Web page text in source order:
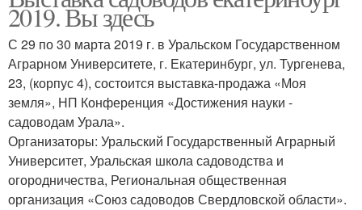
2019. Вы здесь
С 29 по 30 марта 2019 г. в Уральском Государственном
Аграрном Университете, г. Екатеринбург, ул. Тургенева,
23, (корпус 4), состоится выставка-продажа «Моя
земля», НП Конференция «Достижения науки -
садоводам Урала».
Организаторы: Уральский Государственный Аграрный
Университет, Уральская школа садоводства и
огородничества, Региональная общественная
организация «Союз садоводов Свердловской области».